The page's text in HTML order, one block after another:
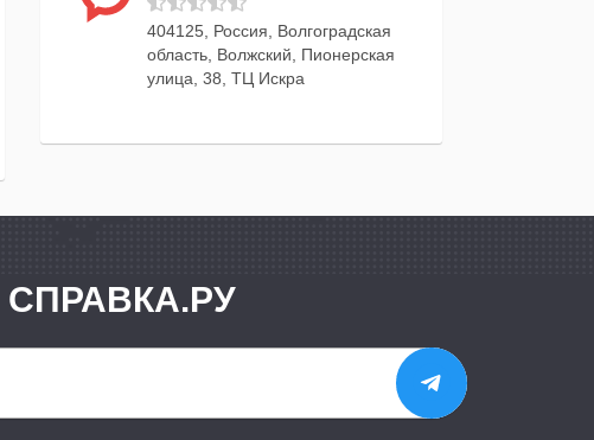
404125, Россия, Волгоградская
область, Волжский, Пионерская
улица, 38, ТЦ Искра
СПРАВКА.РУ